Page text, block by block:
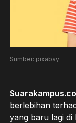
Sumber: pixabay
berlebihan
yang baru lagi di